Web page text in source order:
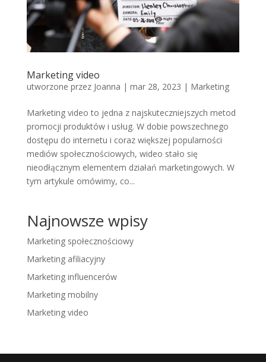
Marketing video
utworzone przez Joanna | mar 28, 2023 | Marketing
Marketing video to jedna z najskuteczniejszych metod
promocji produktów i usług. W dobie powszechnego
dostępu do internetu i coraz większej popularności
mediów społecznościowych, wideo stało się
nieodłącznym elementem działań marketingowych. W
tym artykule omówimy, co...
Najnowsze wpisy
Marketing społecznościowy
Marketing afiliacyjny
Marketing influencerów
Marketing mobilny
Marketing video